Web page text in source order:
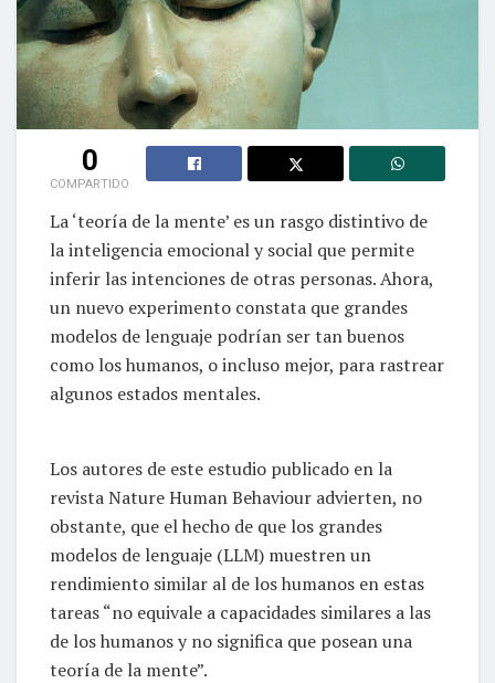
0
COMPARTIDO
La ‘teoría de la mente’ es un rasgo distintivo de
la inteligencia emocional y social que permite
inferir las intenciones de otras personas. Ahora,
un nuevo experimento constata que grandes
modelos de lenguaje podrían ser tan buenos
como los humanos, o incluso mejor, para rastrear
algunos estados mentales.
Los autores de este estudio publicado en la
revista Nature Human Behaviour advierten, no
obstante, que el hecho de que los grandes
modelos de lenguaje (LLM) muestren un
rendimiento similar al de los humanos en estas
tareas “no equivale a capacidades similares a las
de los humanos y no significa que posean una
teoría de la mente”.